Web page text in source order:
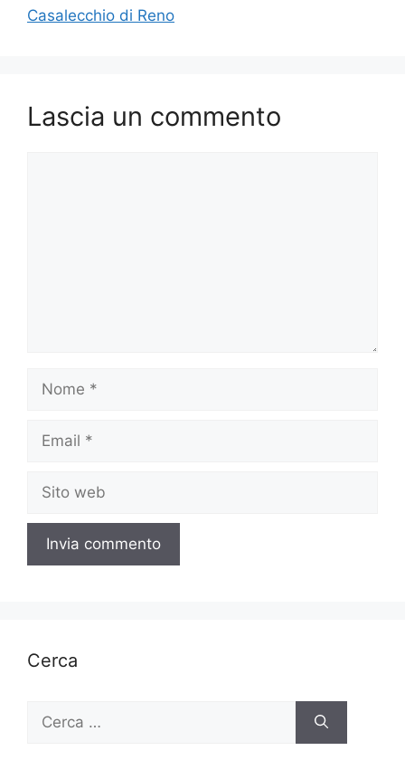
Casalecchio di Reno
Lascia un commento
Nome
Email
Sito
web
Cerca
Ricerca